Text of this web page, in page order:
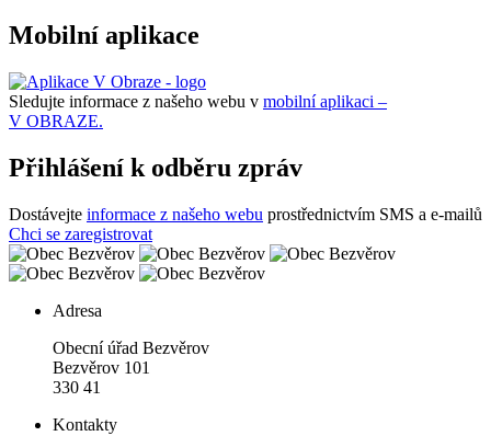
Mobilní aplikace
Sledujte informace z našeho webu v mobilní aplikaci –
V OBRAZE.
Přihlášení k odběru zpráv
Dostávejte informace z našeho webu prostřednictvím SMS a e-mailů
Chci se zaregistrovat
Adresa
Obecní úřad Bezvěrov
Bezvěrov 101
330 41
Kontakty